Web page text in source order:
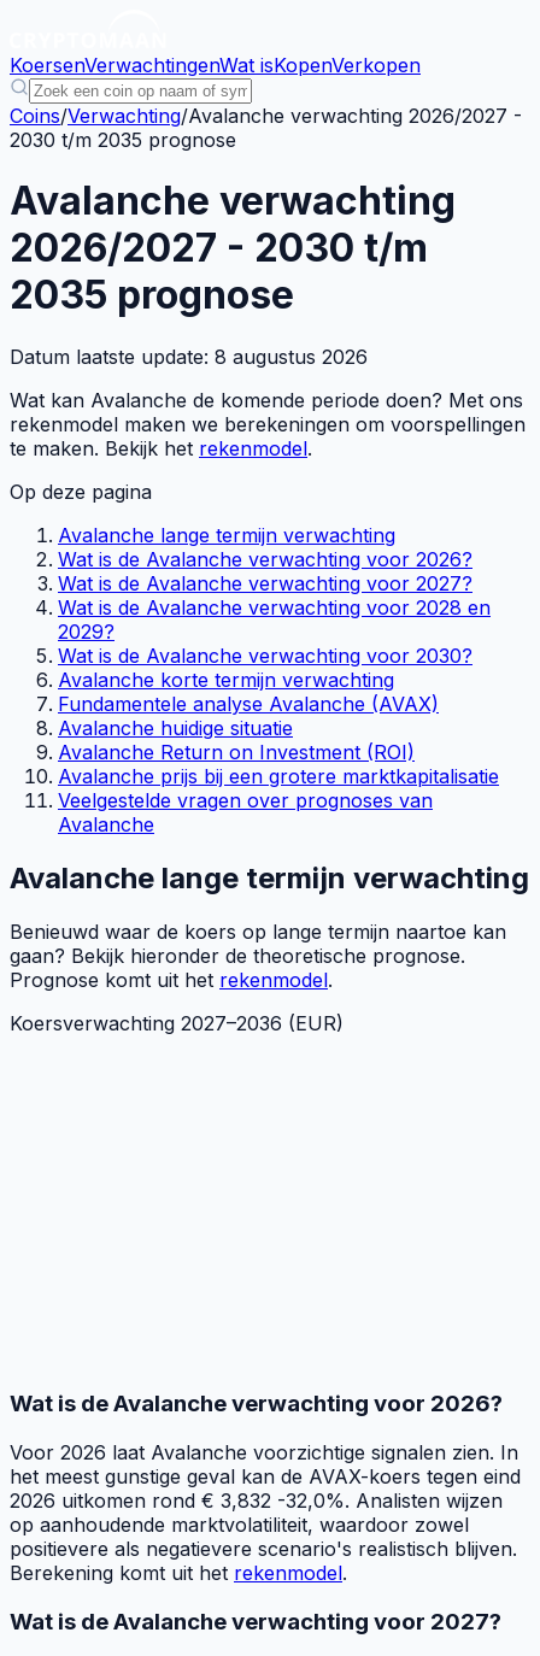
KoersenVerwachtingenWat isKopenVerkopen
Coins/Verwachting/Avalanche verwachting 2026/2027 -
2030 t/m 2035 prognose
Avalanche verwachting
2026/2027 - 2030 t/m
2035 prognose
Datum laatste update: 8 augustus 2026
Wat kan Avalanche de komende periode doen? Met ons
rekenmodel maken we berekeningen om voorspellingen
te maken. Bekijk het rekenmodel.
Op deze pagina
Avalanche lange termijn verwachting
Wat is de Avalanche verwachting voor 2026?
Wat is de Avalanche verwachting voor 2027?
Wat is de Avalanche verwachting voor 2028 en
2029?
Wat is de Avalanche verwachting voor 2030?
Avalanche korte termijn verwachting
Fundamentele analyse Avalanche (AVAX)
Avalanche huidige situatie
Avalanche Return on Investment (ROI)
Avalanche prijs bij een grotere marktkapitalisatie
Veelgestelde vragen over prognoses van
Avalanche
Avalanche lange termijn verwachting
Benieuwd waar de koers op lange termijn naartoe kan
gaan? Bekijk hieronder de theoretische prognose.
Prognose komt uit het rekenmodel.
Koersverwachting 2027–2036 (EUR)
Wat is de Avalanche verwachting voor 2026?
Voor 2026 laat Avalanche voorzichtige signalen zien. In
het meest gunstige geval kan de AVAX-koers tegen eind
2026 uitkomen rond € 3,832 -32,0%. Analisten wijzen
op aanhoudende marktvolatiliteit, waardoor zowel
positievere als negatievere scenario's realistisch blijven.
Berekening komt uit het rekenmodel.
Wat is de Avalanche verwachting voor 2027?